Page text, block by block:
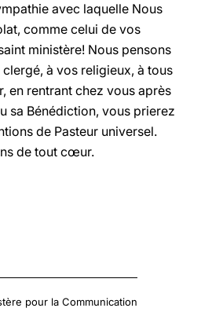
avec laquelle Nous
comme celui de vos
ministère! Nous pensons
à vos religieux, à tous
en rentrant chez vous après
sa Bénédiction, vous prierez
de Pasteur universel.
de tout cœur.
pour la Communication